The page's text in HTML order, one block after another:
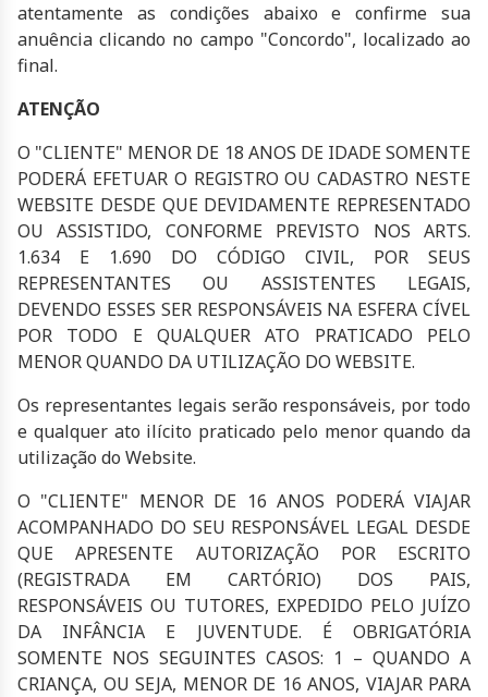
atentamente as condições abaixo e confirme sua
anuência clicando no campo "Concordo", localizado ao
final.
ATENÇÃO
O "CLIENTE" MENOR DE 18 ANOS DE IDADE SOMENTE
PODERÁ EFETUAR O REGISTRO OU CADASTRO NESTE
WEBSITE DESDE QUE DEVIDAMENTE REPRESENTADO
OU ASSISTIDO, CONFORME PREVISTO NOS ARTS.
1.634 E 1.690 DO CÓDIGO CIVIL, POR SEUS
REPRESENTANTES OU ASSISTENTES LEGAIS,
DEVENDO ESSES SER RESPONSÁVEIS NA ESFERA CÍVEL
POR TODO E QUALQUER ATO PRATICADO PELO
MENOR QUANDO DA UTILIZAÇÃO DO WEBSITE.
Os representantes legais serão responsáveis, por todo
e qualquer ato ilícito praticado pelo menor quando da
utilização do Website.
O "CLIENTE" MENOR DE 16 ANOS PODERÁ VIAJAR
ACOMPANHADO DO SEU RESPONSÁVEL LEGAL DESDE
QUE APRESENTE AUTORIZAÇÃO POR ESCRITO
(REGISTRADA EM CARTÓRIO) DOS PAIS,
RESPONSÁVEIS OU TUTORES, EXPEDIDO PELO JUÍZO
DA INFÂNCIA E JUVENTUDE. É OBRIGATÓRIA
SOMENTE NOS SEGUINTES CASOS: 1 – QUANDO A
CRIANÇA, OU SEJA, MENOR DE 16 ANOS, VIAJAR PARA